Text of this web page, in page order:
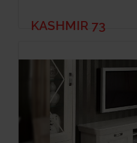
KASHMIR 73